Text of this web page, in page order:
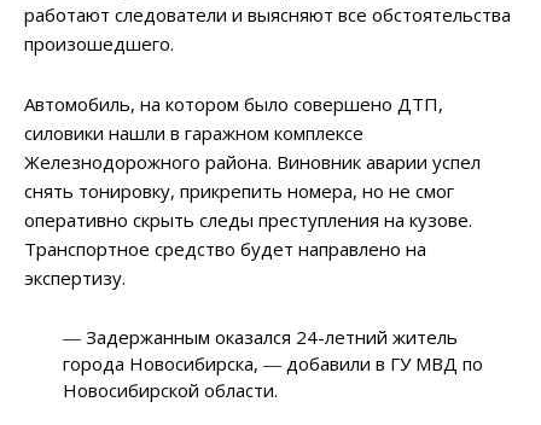
работают следователи и выясняют все обстоятельства
произошедшего.
Автомобиль, на котором было совершено ДТП,
силовики нашли в гаражном комплексе
Железнодорожного района. Виновник аварии успел
снять тонировку, прикрепить номера, но не смог
оперативно скрыть следы преступления на кузове.
Транспортное средство будет направлено на
экспертизу.
― Задержанным оказался 24-летний житель
города Новосибирска, ― добавили в ГУ МВД по
Новосибирской области.